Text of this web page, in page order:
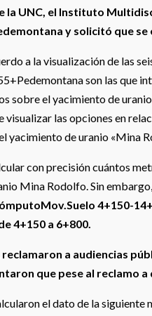
UNC, el Instituto
y solicitó que
a la visualización de las
son las que
sobre el yacimiento de
visualizar las opciones en
yacimiento de uranio «Mina
con precisión cuántos
Mina Rodolfo. Sin embargo,
4+150-
4+150 a 6+800.
a audiencias
que pese al reclamo
el dato de la siguiente